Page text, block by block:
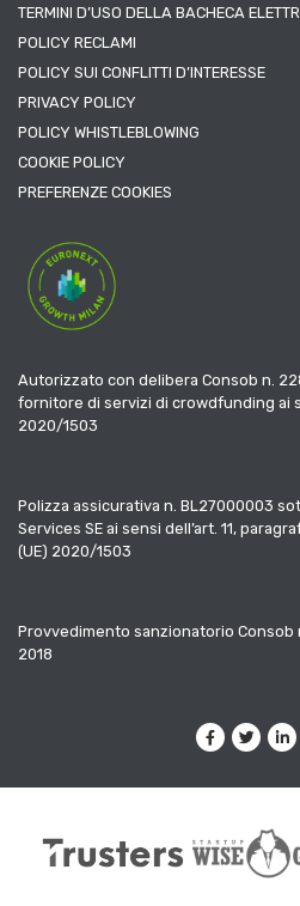
TERMINI D’USO DELLA BACHECA
POLICY RECLAMI
POLICY SUI CONFLITTI D’INTERESSE
PRIVACY POLICY
POLICY WHISTLEBLOWING
COOKIE POLICY
PREFERENZE COOKIES
Autorizzato con delibera Consob n.
fornitore di servizi di crowdfunding ai
2020/1503
Polizza assicurativa n. BL27000003
Services SE ai sensi dell’art. 11,
(UE) 2020/1503
Provvedimento sanzionatorio Consob
2018